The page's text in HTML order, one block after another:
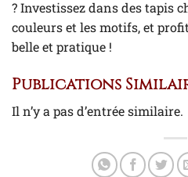
? Investissez dans des tapis
couleurs et les motifs, et
belle et pratique !
Publications
Il n’y a pas d’entrée similaire.